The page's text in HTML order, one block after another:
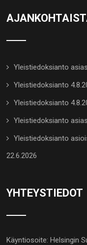
Yleistiedoksianto
Yleistiedoksianto
Yleistiedoksianto
Yleistiedoksianto
Yleistiedoksianto
22.6.2026
YHTEYSTIEDOT
Käyntiosoite: Helsingin